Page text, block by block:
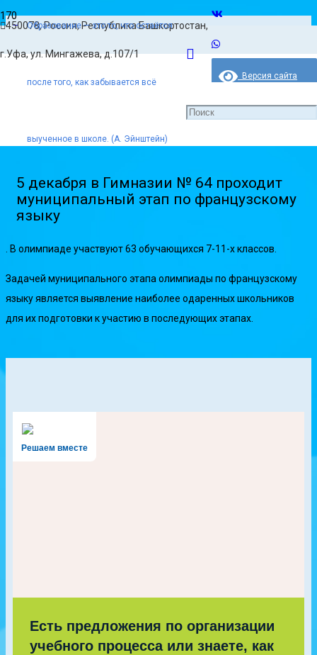
450078, Россия, Республика Башкортостан,
г.Уфа, ул. Мингажева, д.107/1
Версия сайта
для слабовидящих
Образование — это то, что остаётся
после того, как забывается всё
выученное в школе. (А. Эйнштейн)
Главная
5 декабря в Гимназии № 64 проходит муниципальный этап по
5 декабря в Гимназии № 64 проходит
муниципальный этап по французскому
языку
. В олимпиаде участвуют 63 обучающихся 7-11-х классов.
Задачей муниципального этапа олимпиады по французскому
языку является выявление наиболее одаренных школьников
для их подготовки к участию в последующих этапах.
Решаем вместе
Есть предложения по организации
учебного процесса или знаете, как